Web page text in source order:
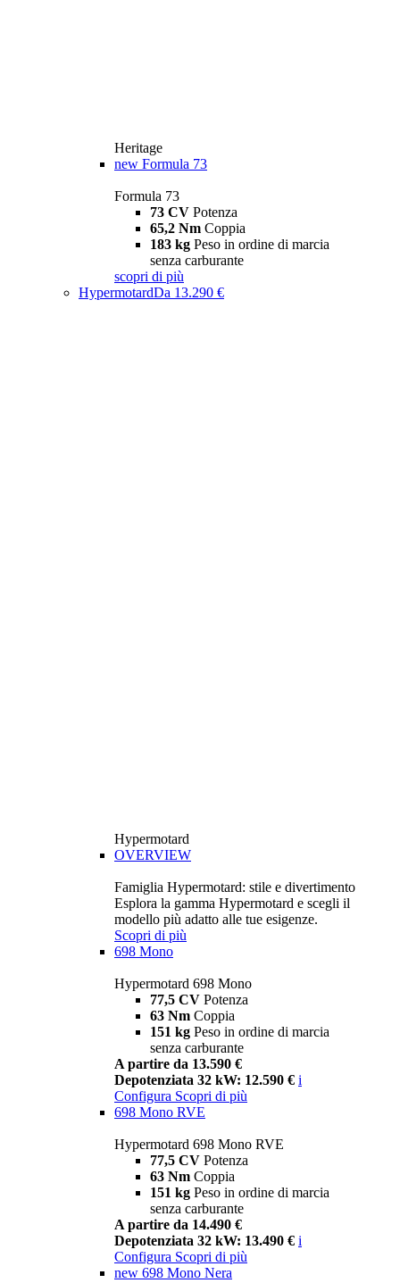
Heritage
new Formula 73
Formula 73
73 CV Potenza
65,2 Nm Coppia
183 kg Peso in ordine di marcia
senza carburante
scopri di più
HypermotardDa 13.290 €
Hypermotard
OVERVIEW
Famiglia Hypermotard: stile e divertimento
Esplora la gamma Hypermotard e scegli il
modello più adatto alle tue esigenze.
Scopri di più
698 Mono
Hypermotard 698 Mono
77,5 CV Potenza
63 Nm Coppia
151 kg Peso in ordine di marcia
senza carburante
A partire da 13.590 €
Depotenziata 32 kW: 12.590 € i
Configura Scopri di più
698 Mono RVE
Hypermotard 698 Mono RVE
77,5 CV Potenza
63 Nm Coppia
151 kg Peso in ordine di marcia
senza carburante
A partire da 14.490 €
Depotenziata 32 kW: 13.490 € i
Configura Scopri di più
new 698 Mono Nera